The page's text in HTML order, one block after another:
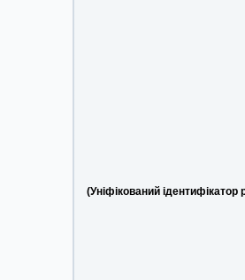
(Уніфікований ідентифікатор